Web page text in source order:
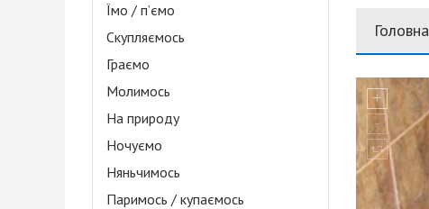
Їмо / п’ємо
Скупляємось
Граємо
Молимось
На природу
Ночуємо
Няньчимось
Паримось / купаємось
Головна